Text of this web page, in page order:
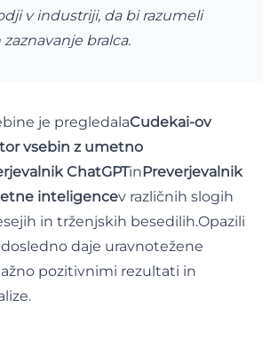
v industriji, da bi razumeli
bralca.
je pregledalaCudekai-ov
vsebin z umetno
ChatGPTinPreverjevalnik
inteligencev različnih slogih
in trženjskih besedilih.Opazili
daje uravnotežene
pozitivnimi rezultati in